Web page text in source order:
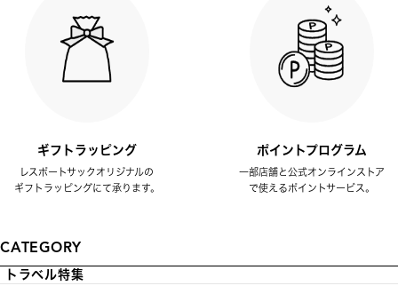
ギフトラッピング
レスポートサックオリジナルの
ギフトラッピングにて承ります。
ポイントプログラム
一部店舗と公式オンラインストア
で使えるポイントサービス。
CATEGORY
トラベル特集